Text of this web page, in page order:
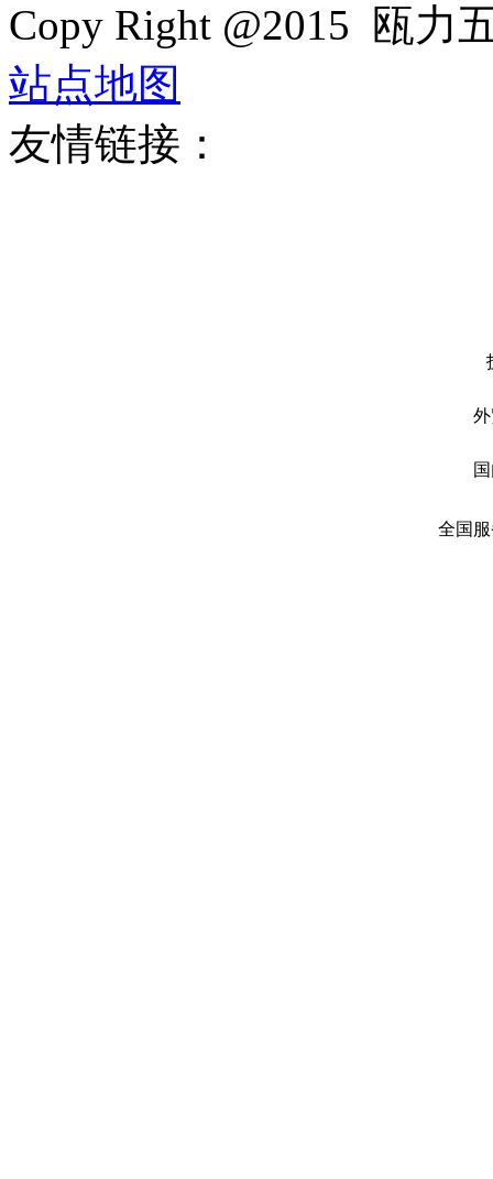
Copy Right @2015 瓯力
站点地图
友情链接：
全国